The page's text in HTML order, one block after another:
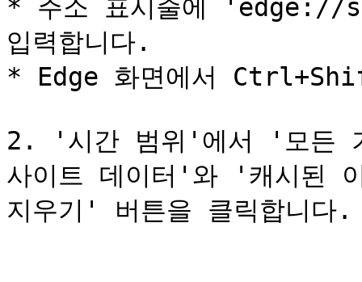
* 주소 표시줄에
입력합니다.
* Edge 화면에서
2. '시간 범위'에서 '모든
사이트 데이터'와 '캐시된